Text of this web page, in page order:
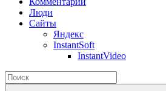
Люди
Сайты
Яндекс
InstantSoft
InstantVideo